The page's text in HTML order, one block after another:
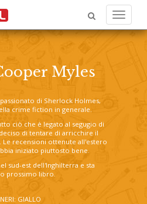
Menu
Myles
di Sherlock Holmes,
crime fiction in generale.
ciò che è legato al segugio di
di tentare di arricchire il
recensioni ottenute all'estero
iniziato piuttosto bene.
sud-est dell'Inghilterra e sta
prossimo libro.
GIALLO